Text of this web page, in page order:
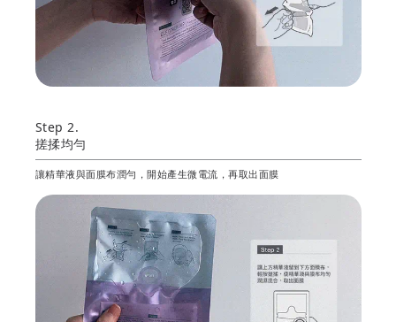
Step 2.
搓揉均勻
讓精華液與面膜布潤勻，開始產生微電流，再取出面膜